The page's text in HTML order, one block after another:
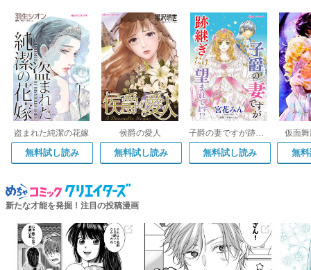
盗まれた純潔の花嫁
無料試し読み
侯爵の愛人
無料試し読み
子爵の妻ですが跡継ぎだけ望まれてます!?
無料試し読み
仮面
無
新たな才能を発掘！注目の投稿漫画